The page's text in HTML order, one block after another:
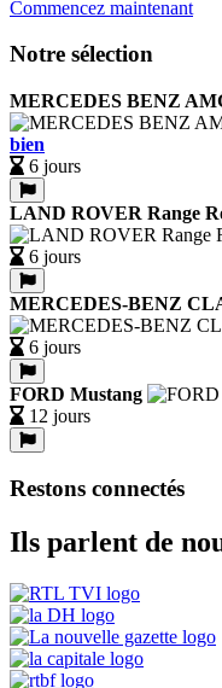
Commencez maintenant
Notre sélection
MERCEDES BENZ
bien
6 jours
LAND ROVER Range
6 jours
MERCEDES-BENZ
6 jours
FORD Mustang
12 jours
Restons connectés
Ils parlent de